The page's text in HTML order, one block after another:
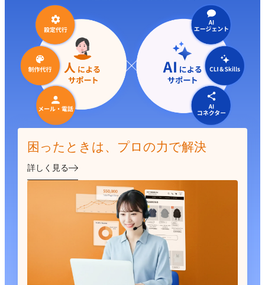
困ったときは、プロの力で解決
詳しく見る